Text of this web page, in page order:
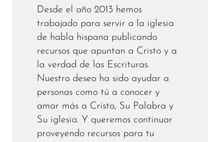
Desde el año 2013 hemos
trabajado para servir a la iglesia
de habla hispana publicando
recursos que apuntan a Cristo y a
la verdad de las Escrituras.
Nuestro deseo ha sido ayudar a
personas como tú a conocer y
amar más a Cristo, Su Palabra y
Su iglesia. Y queremos continuar
proveyendo recursos para tu